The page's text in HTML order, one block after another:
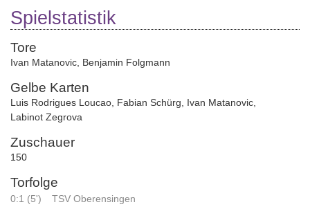
Spielstatistik
Tore
Ivan Matanovic Benjamin Folgmann
Gelbe Karten
Luis Rodrigues Loucao Fabian Schürg Ivan Matanovic
Labinot Zegrova
Zuschauer
150
Torfolge
0:1 (5')
TSV Oberensingen